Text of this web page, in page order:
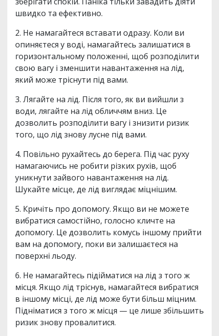
швидко та ефективно.
2. Не намагайтеся вставати одразу. Коли ви
опиняєтеся у воді, намагайтесь залишатися в
горизонтальному положенні, щоб розподілити
свою вагу і зменшити навантаження на лід,
який може тріснути під вами.
3. Лягайте на лід. Після того, як ви вийшли з
води, лягайте на лід обличчям вниз. Це
дозволить розподілити вагу і знизити ризик
того, що лід знову лусне під вами.
4. Повільно рухайтесь до берега. Під час руху
намагаючись не робити різких рухів, щоб
уникнути зайвого навантаження на лід.
Шукайте місце, де лід виглядає міцнішим.
5. Кричіть про допомогу. Якщо ви не можете
вибратися самостійно, голосно кличте на
допомогу. Це дозволить комусь іншому прийти
вам на допомогу, поки ви залишаєтеся на
поверхні льоду.
6. Не намагайтесь підійматися на лід з того ж
місця. Якщо лід тріснув, намагайтеся вибратися
в іншому місці, де лід може бути більш міцним.
Підніматися з того ж місця — це лише збільшить
ризик знову провалитися.